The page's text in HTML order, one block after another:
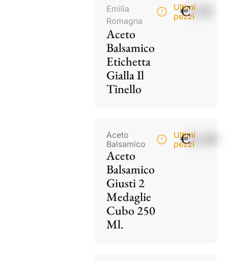
Emilia
Romagna
Aceto
Balsamico
Etichetta
Gialla Il
Tinello
Ultimi
pezzi
€9,50
Aceto
Balsamico
Aceto
Balsamico
Giusti 2
Medaglie
Cubo 250
Ml.
Ultimi
pezzi
€21,00